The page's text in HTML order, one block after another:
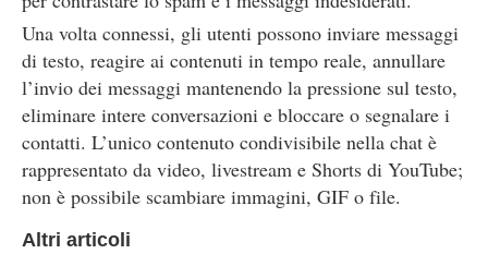
Una volta connessi, gli utenti possono inviare messaggi
di testo, reagire ai contenuti in tempo reale, annullare
l’invio dei messaggi mantenendo la pressione sul testo,
eliminare intere conversazioni e bloccare o segnalare i
contatti. L’unico contenuto condivisibile nella chat è
rappresentato da video, livestream e Shorts di YouTube;
non è possibile scambiare immagini, GIF o file.
Altri articoli